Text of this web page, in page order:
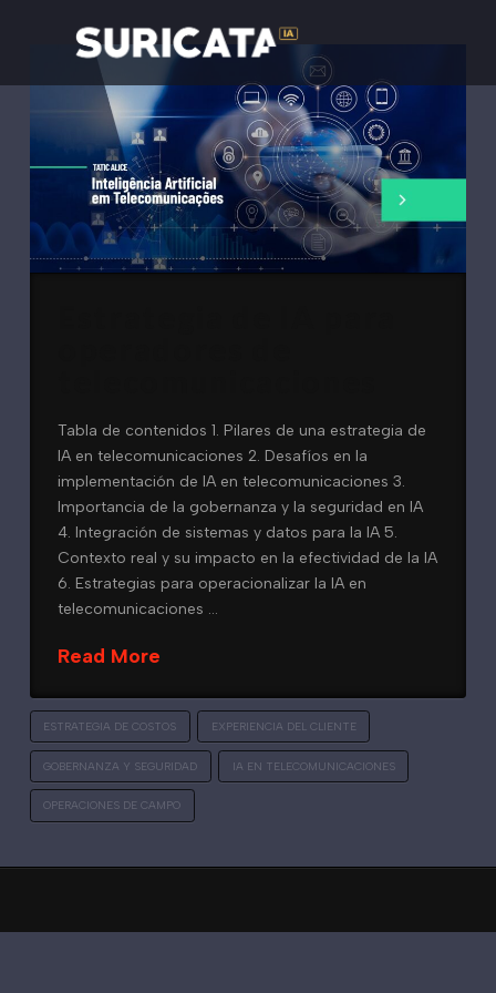
Tabla de contenidos 1. Pilares de una estrategia de
IA en telecomunicaciones 2. Desafíos en la
implementación de IA en telecomunicaciones 3.
Importancia de la gobernanza y la seguridad en IA
4. Integración de sistemas y datos para la IA 5.
Contexto real y su impacto en la efectividad de la IA
6. Estrategias para operacionalizar la IA en
telecomunicaciones …
Read More
ESTRATEGIA DE COSTOS EXPERIENCIA DEL CLIENTE
GOBERNANZA Y SEGURIDAD IA EN TELECOMUNICACIONES
OPERACIONES DE CAMPO